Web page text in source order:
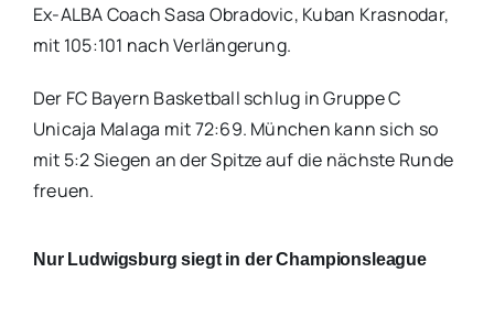
Ex-ALBA Coach Sasa Obradovic, Kuban Krasnodar,
mit 105:101 nach Verlängerung.
Der FC Bayern Basketball schlug in Gruppe C
Unicaja Malaga mit 72:69. München kann sich so
mit 5:2 Siegen an der Spitze auf die nächste Runde
freuen.
Nur Ludwigsburg siegt in der Championsleague